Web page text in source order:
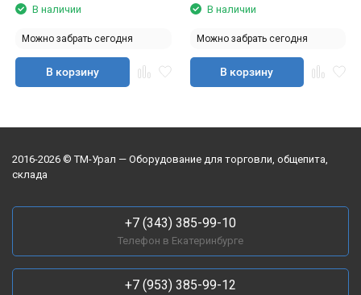
В наличии
Можно забрать сегодня
В корзину
В наличии
Можно забрать сегодня
В корзину
2016-2026 © ТМ-Урал — Оборудование для торговли, общепита,
склада
+7 (343) 385-99-10
Телефон в Екатеринбурге
+7 (953) 385-99-12